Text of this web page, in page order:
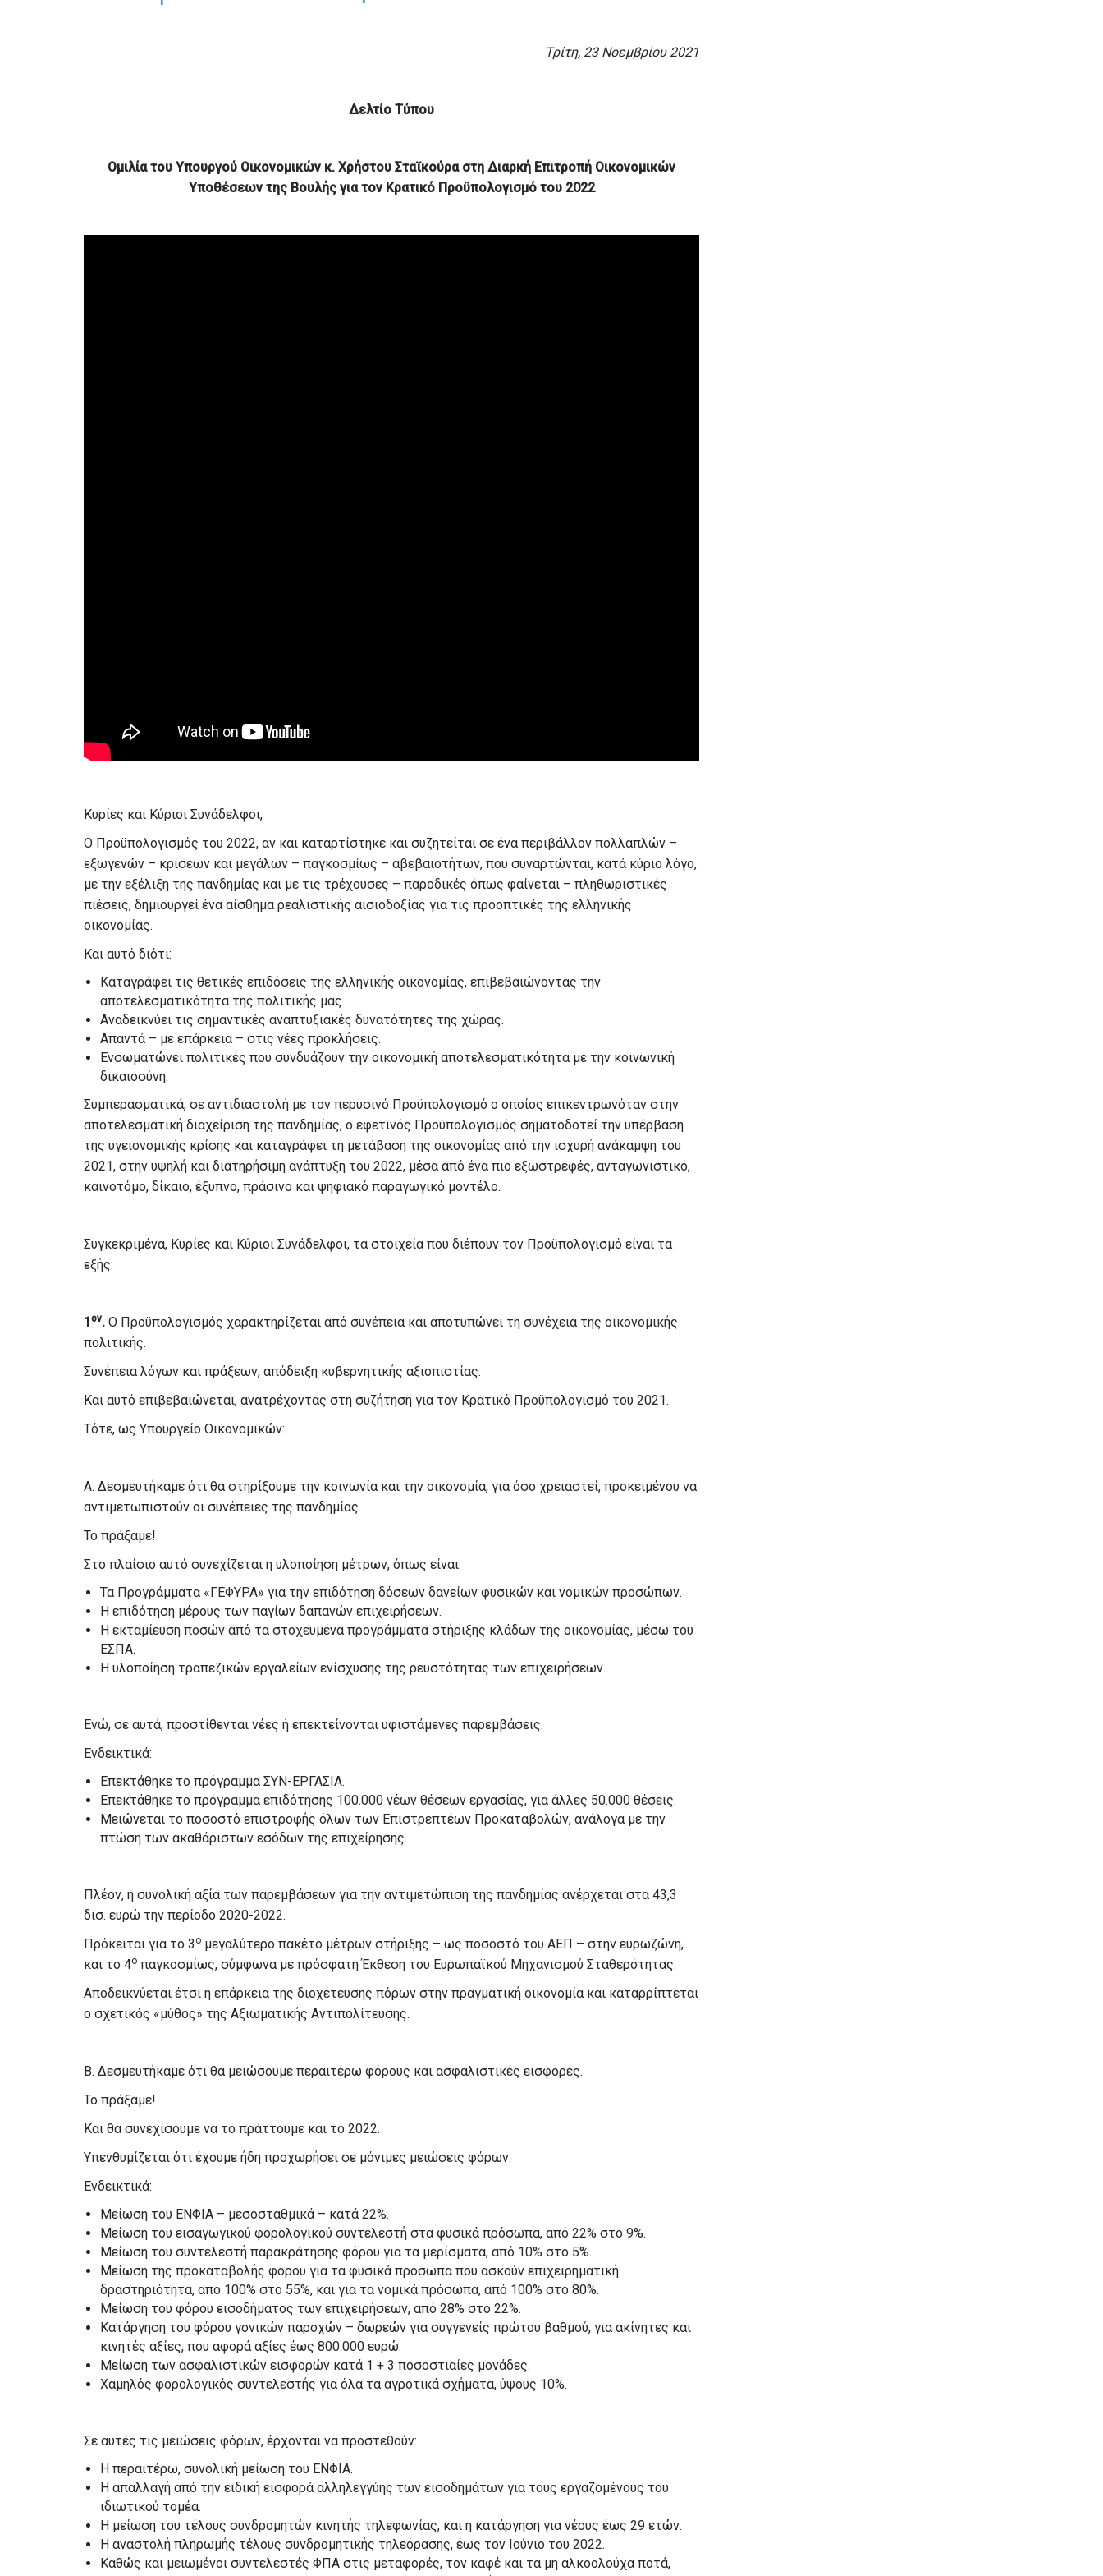
Τρίτη, 23 Νοεμβρίου 2021
Δελτίο Τύπου
Ομιλία του Υπουργού Οικονομικών κ. Χρήστου Σταϊκούρα στη Διαρκή Επιτροπή Οικονομικών
Υποθέσεων της Βουλής για τον Κρατικό Προϋπολογισμό του 2022
Κυρίες και Κύριοι Συνάδελφοι,
Ο Προϋπολογισμός του 2022, αν και καταρτίστηκε και συζητείται σε ένα περιβάλλον πολλαπλών –
εξωγενών – κρίσεων και μεγάλων – παγκοσμίως – αβεβαιοτήτων, που συναρτώνται, κατά κύριο λόγο,
με την εξέλιξη της πανδημίας και με τις τρέχουσες – παροδικές όπως φαίνεται – πληθωριστικές
πιέσεις, δημιουργεί ένα αίσθημα ρεαλιστικής αισιοδοξίας για τις προοπτικές της ελληνικής
οικονομίας.
Και αυτό διότι:
Καταγράφει τις θετικές επιδόσεις της ελληνικής οικονομίας, επιβεβαιώνοντας την
αποτελεσματικότητα της πολιτικής μας.
Αναδεικνύει τις σημαντικές αναπτυξιακές δυνατότητες της χώρας.
Απαντά – με επάρκεια – στις νέες προκλήσεις.
Ενσωματώνει πολιτικές που συνδυάζουν την οικονομική αποτελεσματικότητα με την κοινωνική
δικαιοσύνη.
Συμπερασματικά, σε αντιδιαστολή με τον περυσινό Προϋπολογισμό ο οποίος επικεντρωνόταν στην
αποτελεσματική διαχείριση της πανδημίας, ο εφετινός Προϋπολογισμός σηματοδοτεί την υπέρβαση
της υγειονομικής κρίσης και καταγράφει τη μετάβαση της οικονομίας από την ισχυρή ανάκαμψη του
2021, στην υψηλή και διατηρήσιμη ανάπτυξη του 2022, μέσα από ένα πιο εξωστρεφές, ανταγωνιστικό,
καινοτόμο, δίκαιο, έξυπνο, πράσινο και ψηφιακό παραγωγικό μοντέλο.
Συγκεκριμένα, Κυρίες και Κύριοι Συνάδελφοι, τα στοιχεία που διέπουν τον Προϋπολογισμό είναι τα
εξής:
1 ον. Ο Προϋπολογισμός χαρακτηρίζεται από συνέπεια και αποτυπώνει τη συνέχεια της οικονομικής
πολιτικής.
Συνέπεια λόγων και πράξεων, απόδειξη κυβερνητικής αξιοπιστίας.
Και αυτό επιβεβαιώνεται, ανατρέχοντας στη συζήτηση για τον Κρατικό Προϋπολογισμό του 2021.
Τότε, ως Υπουργείο Οικονομικών:
Α. Δεσμευτήκαμε ότι θα στηρίξουμε την κοινωνία και την οικονομία, για όσο χρειαστεί, προκειμένου να
αντιμετωπιστούν οι συνέπειες της πανδημίας.
Το πράξαμε!
Στο πλαίσιο αυτό συνεχίζεται η υλοποίηση μέτρων, όπως είναι:
Τα Προγράμματα «ΓΕΦΥΡΑ» για την επιδότηση δόσεων δανείων φυσικών και νομικών προσώπων.
Η επιδότηση μέρους των παγίων δαπανών επιχειρήσεων.
Η εκταμίευση ποσών από τα στοχευμένα προγράμματα στήριξης κλάδων της οικονομίας, μέσω του
ΕΣΠΑ.
Η υλοποίηση τραπεζικών εργαλείων ενίσχυσης της ρευστότητας των επιχειρήσεων.
Ενώ, σε αυτά, προστίθενται νέες ή επεκτείνονται υφιστάμενες παρεμβάσεις.
Ενδεικτικά:
Επεκτάθηκε το πρόγραμμα ΣΥΝ-ΕΡΓΑΣΙΑ.
Επεκτάθηκε το πρόγραμμα επιδότησης 100.000 νέων θέσεων εργασίας, για άλλες 50.000 θέσεις.
Μειώνεται το ποσοστό επιστροφής όλων των Επιστρεπτέων Προκαταβολών, ανάλογα με την
πτώση των ακαθάριστων εσόδων της επιχείρησης.
Πλέον, η συνολική αξία των παρεμβάσεων για την αντιμετώπιση της πανδημίας ανέρχεται στα 43,3
δισ. ευρώ την περίοδο 2020-2022.
Πρόκειται για το 3 ο μεγαλύτερο πακέτο μέτρων στήριξης – ως ποσοστό του ΑΕΠ – στην ευρωζώνη,
και το 4ο παγκοσμίως, σύμφωνα με πρόσφατη Έκθεση του Ευρωπαϊκού Μηχανισμού Σταθερότητας.
Αποδεικνύεται έτσι η επάρκεια της διοχέτευσης πόρων στην πραγματική οικονομία και καταρρίπτεται
ο σχετικός «μύθος» της Αξιωματικής Αντιπολίτευσης.
Β. Δεσμευτήκαμε ότι θα μειώσουμε περαιτέρω φόρους και ασφαλιστικές εισφορές.
Το πράξαμε!
Και θα συνεχίσουμε να το πράττουμε και το 2022.
Υπενθυμίζεται ότι έχουμε ήδη προχωρήσει σε μόνιμες μειώσεις φόρων.
Ενδεικτικά:
Μείωση του ΕΝΦΙΑ – μεσοσταθμικά – κατά 22%.
Μείωση του εισαγωγικού φορολογικού συντελεστή στα φυσικά πρόσωπα, από 22% στο 9%.
Μείωση του συντελεστή παρακράτησης φόρου για τα μερίσματα, από 10% στο 5%.
Μείωση της προκαταβολής φόρου για τα φυσικά πρόσωπα που ασκούν επιχειρηματική
δραστηριότητα, από 100% στο 55%, και για τα νομικά πρόσωπα, από 100% στο 80%.
Μείωση του φόρου εισοδήματος των επιχειρήσεων, από 28% στο 22%.
Κατάργηση του φόρου γονικών παροχών – δωρεών για συγγενείς πρώτου βαθμού, για ακίνητες και
κινητές αξίες, που αφορά αξίες έως 800.000 ευρώ.
Μείωση των ασφαλιστικών εισφορών κατά 1 + 3 ποσοστιαίες μονάδες.
Χαμηλός φορολογικός συντελεστής για όλα τα αγροτικά σχήματα, ύψους 10%.
Σε αυτές τις μειώσεις φόρων, έρχονται να προστεθούν:
Η περαιτέρω, συνολική μείωση του ΕΝΦΙΑ.
Η απαλλαγή από την ειδική εισφορά αλληλεγγύης των εισοδημάτων για τους εργαζομένους του
ιδιωτικού τομέα.
Η μείωση του τέλους συνδρομητών κινητής τηλεφωνίας, και η κατάργηση για νέους έως 29 ετών.
Η αναστολή πληρωμής τέλους συνδρομητικής τηλεόρασης, έως τον Ιούνιο του 2022.
Καθώς και μειωμένοι συντελεστές ΦΠΑ στις μεταφορές, τον καφέ και τα μη αλκοολούχα ποτά,